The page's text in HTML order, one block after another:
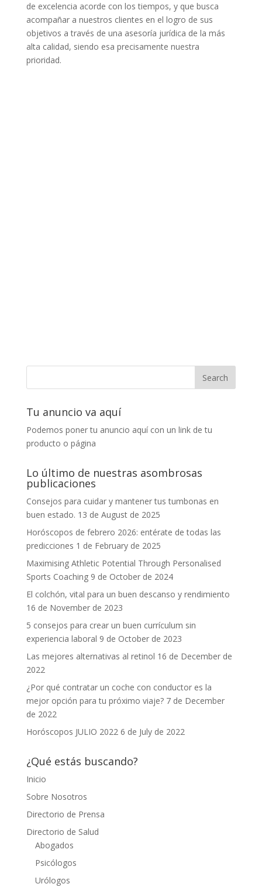
de excelencia acorde con los tiempos, y que busca
acompañar a nuestros clientes en el logro de sus
objetivos a través de una asesoría jurídica de la más
alta calidad, siendo esa precisamente nuestra
prioridad.
Tu anuncio va aquí
Podemos poner tu anuncio aquí con un link de tu
producto o página
Lo último de nuestras asombrosas
publicaciones
Consejos para cuidar y mantener tus tumbonas en
buen estado. 13 de August de 2025
Horóscopos de febrero 2026: entérate de todas las
predicciones 1 de February de 2025
Maximising Athletic Potential Through Personalised
Sports Coaching 9 de October de 2024
El colchón, vital para un buen descanso y rendimiento
16 de November de 2023
5 consejos para crear un buen currículum sin
experiencia laboral 9 de October de 2023
Las mejores alternativas al retinol 16 de December de
2022
¿Por qué contratar un coche con conductor es la
mejor opción para tu próximo viaje? 7 de December
de 2022
Horóscopos JULIO 2022 6 de July de 2022
¿Qué estás buscando?
Inicio
Sobre Nosotros
Directorio de Prensa
Directorio de Salud
Abogados
Psicólogos
Urólogos